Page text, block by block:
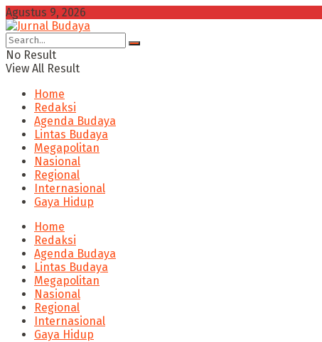
Agustus 9, 2026
No Result
View All Result
Home
Redaksi
Agenda Budaya
Lintas Budaya
Megapolitan
Nasional
Regional
Internasional
Gaya Hidup
Home
Redaksi
Agenda Budaya
Lintas Budaya
Megapolitan
Nasional
Regional
Internasional
Gaya Hidup